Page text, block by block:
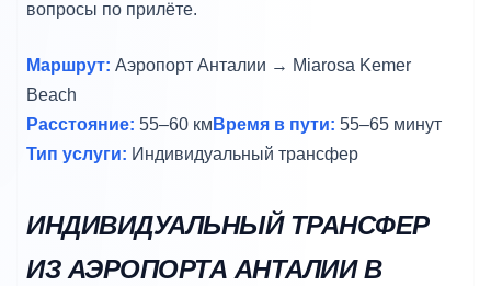
вопросы по прилёте.
Маршрут: Аэропорт Анталии → Miarosa Kemer
Beach
Расстояние: 55–60 км Время в пути: 55–65 минут
Тип услуги: Индивидуальный трансфер
ИНДИВИДУАЛЬНЫЙ ТРАНСФЕР
ИЗ АЭРОПОРТА АНТАЛИИ В